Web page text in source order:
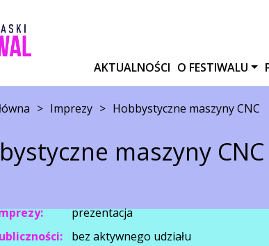
AKTUALNOŚCI O FESTIWALU
> Imprezy > Hobbystyczne maszyny CNC
maszyny CNC
prezentacja
bez aktywnego udziału